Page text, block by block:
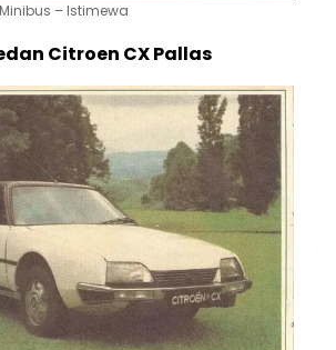
– Istimewa
Citroen CX Pallas